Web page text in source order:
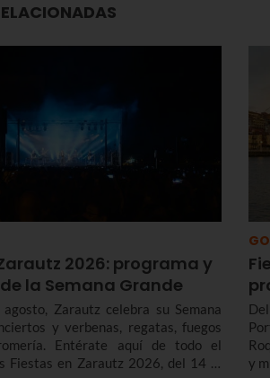
2026: programa y
la Semana Grande
Zarautz celebra su Semana
y verbenas, regatas, fuegos
Entérate aquí de todo el
Fiestas en Zarautz 2026, del 14 al
y